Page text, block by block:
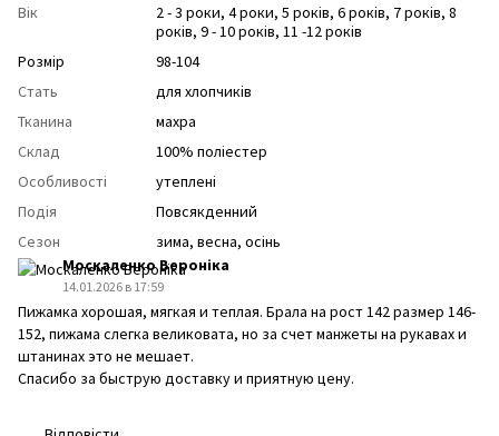
Вік
2 - 3 роки, 4 роки, 5 років, 6 років, 7 років, 8
років, 9 - 10 років, 11 -12 років
Розмір
98-104
Стать
для хлопчиків
Тканина
махра
Склад
100% поліестер
Особливості
утеплені
Подія
Повсякденний
Сезон
зима, весна, осінь
Москаленко Вероніка
14.01.2026 в 17:59
Пижамка хорошая, мягкая и теплая. Брала на рост 142 размер 146-
152, пижама слегка великовата, но за счет манжеты на рукавах и
штанинах это не мешает.
Спасибо за быструю доставку и приятную цену.